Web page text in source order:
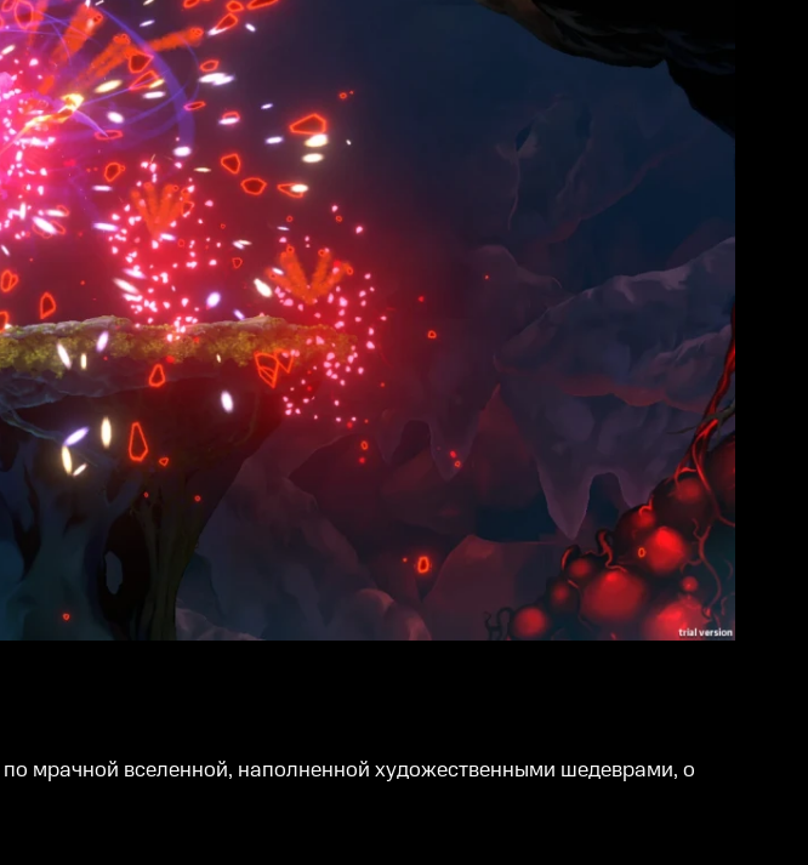
по мрачной вселенной, наполненной художественными шедеврами, о